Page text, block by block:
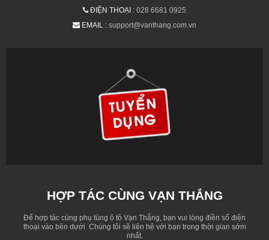
ĐIỆN THOẠI : 028 6681 0925
EMAIL : support@vanthang.com.vn
HỢP TÁC CÙNG VẠN THẮNG
Để hợp tác cùng phụ tùng ô tô Vạn Thắng, bạn vui lòng điền số điện
thoại vào bên dưới. Chúng tôi sẽ liên hệ với bạn trong thời gian sớm
nhất.